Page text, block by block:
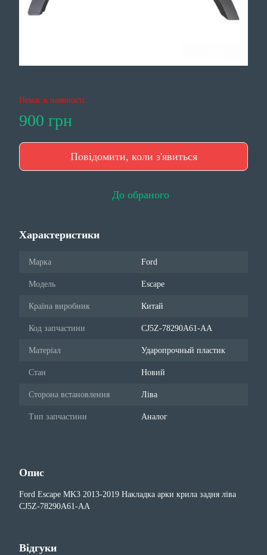
Немає в наявності
900 грн
Повідомити, коли з'явиться
До обраного
Характеристики
Марка Ford
Модель Escape
Країна виробник Китай
Код запчастини CJ5Z-78290A61-AA
Матеріал Ударопрочный пластик
Стан Новий
Сторона встановлення Ліва
Тип запчастини Аналог
Опис
Ford Escape MK3 2013-2019 Накладка арки крила задня ліва
CJ5Z-78290A61-AA
Відгуки